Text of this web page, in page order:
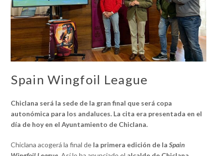
Spain Wingfoil League
Chiclana será la sede de la gran final que será copa
autonómica para los andaluces. La cita era presentada en el
día de hoy en el Ayuntamiento de Chiclana.
Chiclana acogerá la final de la primera edición de laSpain